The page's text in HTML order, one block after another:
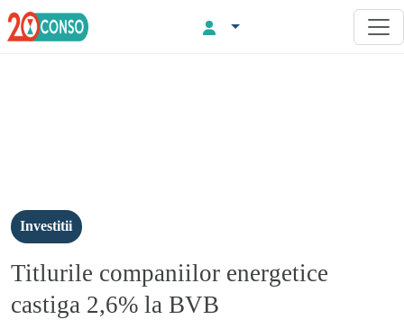
Investitii
Titlurile companiilor energetice
castiga 2,6% la BVB